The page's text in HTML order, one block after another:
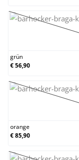
grün
€ 56,90
orange
€ 85,90